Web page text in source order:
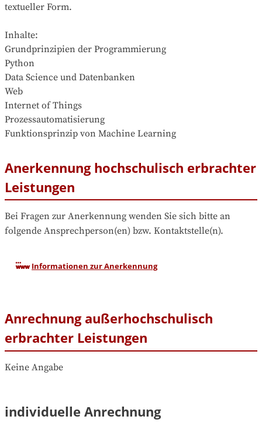
textueller Form.
Inhalte:
Grundprinzipien der Programmierung
Python
Data Science und Datenbanken
Web
Internet of Things
Prozessautomatisierung
Funktionsprinzip von Machine Learning
Anerkennung hochschulisch erbrachter
Leistungen
Bei Fragen zur Anerkennung wenden Sie sich bitte an
folgende Ansprechperson(en) bzw. Kontaktstelle(n).
Informationen zur Anerkennung
Anrechnung außerhochschulisch
erbrachter Leistungen
Keine Angabe
individuelle Anrechnung